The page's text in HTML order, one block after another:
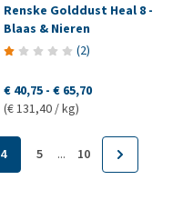
Renske Golddust Heal 8 -
Blaas & Nieren
(2)
€ 40,75 - € 65,70
(€ 131,40 / kg)
4 5 ... 10